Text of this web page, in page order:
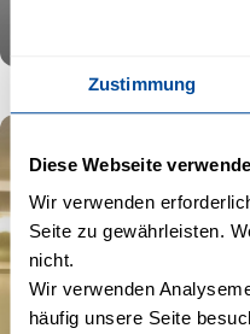
Zustimmung
Diese Webseite
Wir verwenden
Seite zu gewährleisten.
nicht.
Wir verwenden
häufig unsere Seite